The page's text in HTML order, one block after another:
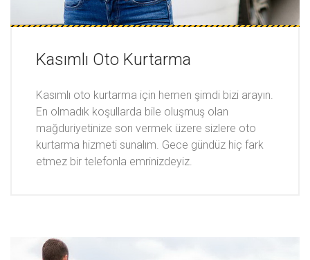
Kasımlı Oto Kurtarma
Kasımlı oto kurtarma için hemen şimdi bizi arayın.
En olmadık koşullarda bile oluşmuş olan
mağduriyetinize son vermek üzere sizlere oto
kurtarma hizmeti sunalım. Gece gündüz hiç fark
etmez bir telefonla emrinizdeyiz.